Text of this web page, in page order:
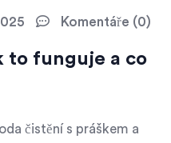
Komentáře (0)
to funguje a co
čistění s práškem a